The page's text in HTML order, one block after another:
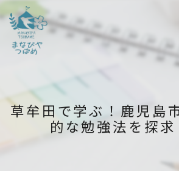
草牟田で学ぶ！鹿児島
的な勉強法を探求